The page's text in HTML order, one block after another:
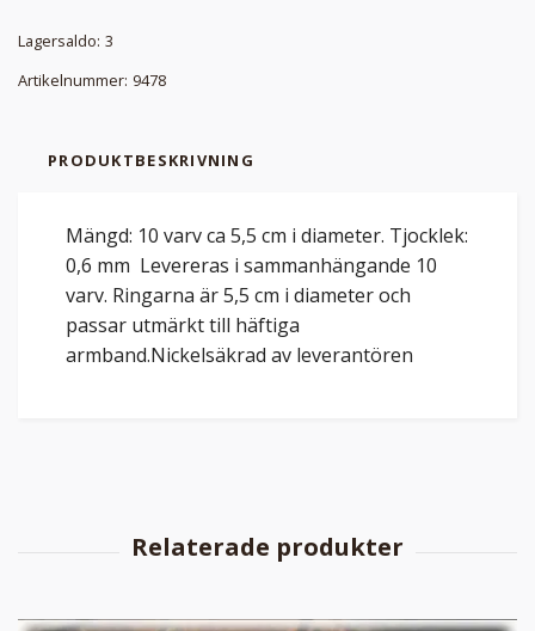
Lagersaldo: 3
Artikelnummer: 9478
PRODUKTBESKRIVNING
Mängd: 10 varv ca 5,5 cm i diameter. Tjocklek:
0,6 mm Levereras i sammanhängande 10
varv. Ringarna är 5,5 cm i diameter och
passar utmärkt till häftiga
armband.Nickelsäkrad av leverantören